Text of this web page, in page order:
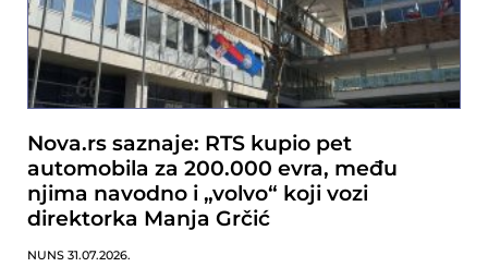
Nova.rs saznaje: RTS kupio pet
automobila za 200.000 evra, među
njima navodno i „volvo“ koji vozi
direktorka Manja Grčić
NUNS 31.07.2026.